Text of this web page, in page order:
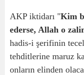
AKP iktidarı "Kim
ederse, Allah o
hadis-i şerifinin
tehditlerine maruz
onların elinden